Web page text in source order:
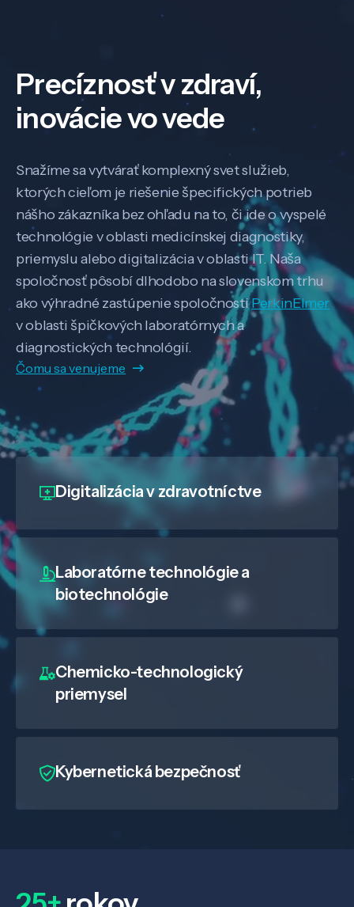
Precíznosť v zdraví,
inovácie vo vede
Snažíme sa vytvárať komplexný svet služieb,
ktorých cieľom je riešenie špecifických potrieb
nášho zákazníka bez ohľadu na to, či ide o vyspelé
technológie v oblasti medicínskej diagnostiky,
priemyslu alebo digitalizácia v oblasti IT. Naša
spoločnosť pôsobí dlhodobo na slovenskom trhu
ako výhradné zastúpenie spoločnostiPerkinElmer
v oblasti špičkových laboratórnych a
diagnostických technológií.
Čomu sa venujeme
Digitalizáciav zdravotníctve
Laboratórne technológie a
biotechnológie
Chemicko-technologický
priemysel
Kybernetická bezpečnosť